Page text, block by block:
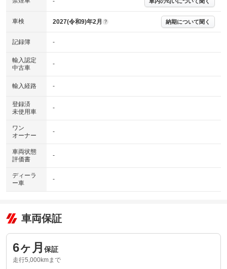
車検 2027(令和9)年2月 ? 納期について聞く
記録簿 -
輸入認定
中古車
-
輸入経路 -
登録済
未使用車
-
ワン
オーナー
-
車両状態
評価書
-
ディーラ
ー車
-
車両保証
6ヶ月 保証
走行5,000kmまで